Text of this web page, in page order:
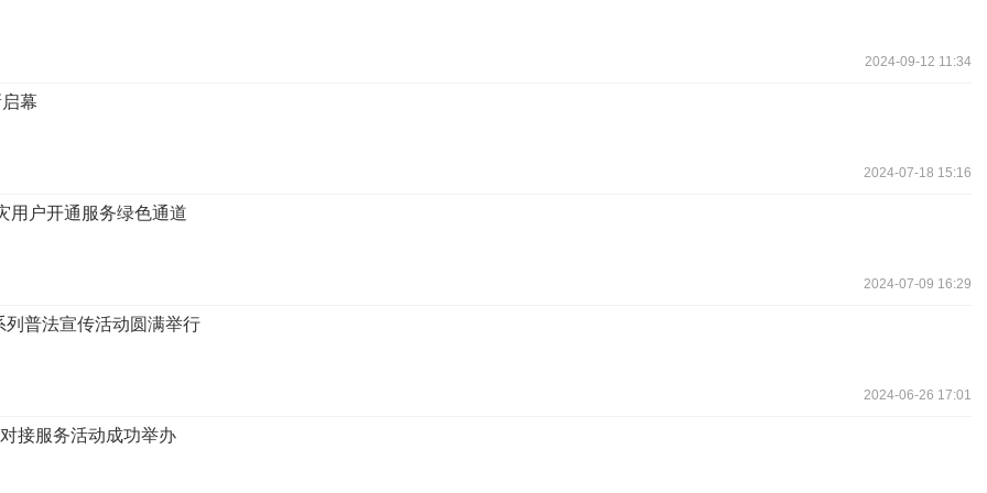
2024-09-12 11:34
幕
2024-07-18 15:16
用户开通服务绿色通道
2024-07-09 16:29
普法宣传活动圆满举行
2024-06-26 17:01
接服务活动成功举办